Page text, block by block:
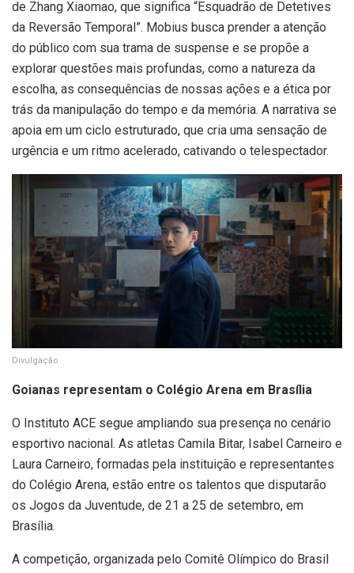
de Zhang Xiaomao, que significa “Esquadrão de Detetives
da Reversão Temporal”. Mobius busca prender a atenção
do público com sua trama de suspense e se propõe a
explorar questões mais profundas, como a natureza da
escolha, as consequências de nossas ações e a ética por
trás da manipulação do tempo e da memória. A narrativa se
apoia em um ciclo estruturado, que cria uma sensação de
urgência e um ritmo acelerado, cativando o telespectador.
Divulgação
Goianas representam o Colégio Arena em Brasília
O Instituto ACE segue ampliando sua presença no cenário
esportivo nacional. As atletas Camila Bitar, Isabel Carneiro e
Laura Carneiro, formadas pela instituição e representantes
do Colégio Arena, estão entre os talentos que disputarão
os Jogos da Juventude, de 21 a 25 de setembro, em
Brasília.
A competição, organizada pelo Comitê Olímpico do Brasil